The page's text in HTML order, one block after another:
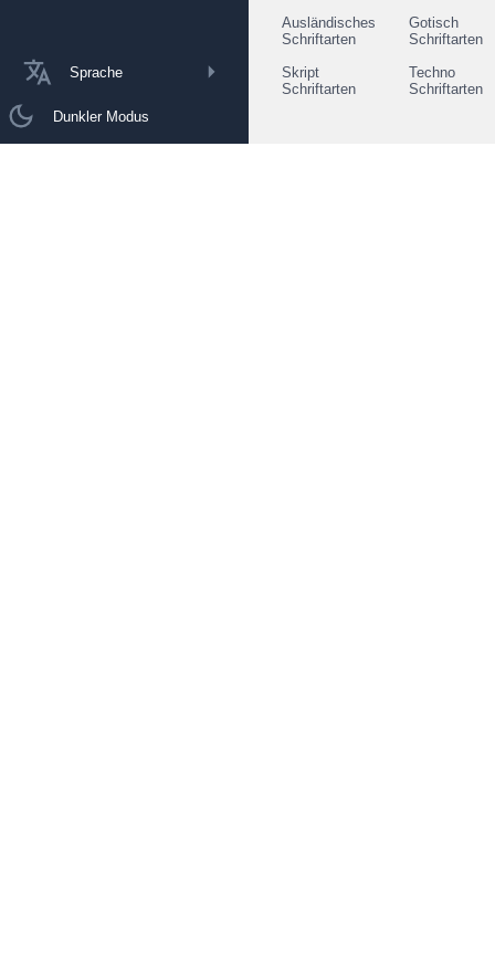
Sprache
Dunkler Modus
Ausländisches
Schriftarten
Gotisch
Schriftarten
Skript
Schriftarten
Techno
Schriftarten